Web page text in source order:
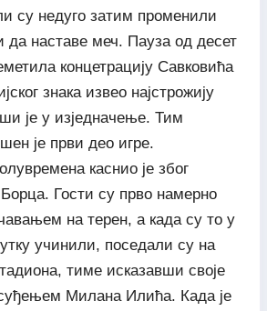
су недуго затим променили
наставе меч. Пауза од десет
концетрацију Савковића
знака извео најстрожију
је у изједначење. Тим
је први део игре.
каснио је због
Гости су прво намерно
на терен, а када су то у
учинили, поседали су на
тиме исказавши своје
Милана Илића. Када је